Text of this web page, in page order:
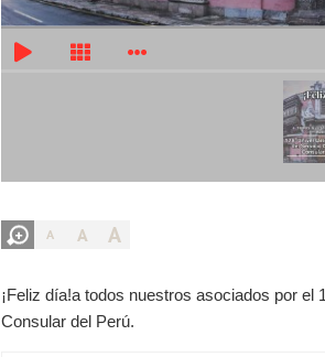
A A A
¡Feliz día!a todos nuestros asociados por
Consular del Perú.